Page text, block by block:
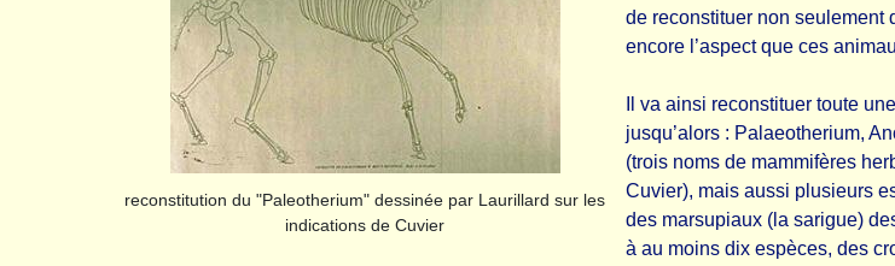
reconstitution du "Paleotherium" dessinée par Laurillard sur les
indications de Cuvier
de reconstituer non seulement
encore l’aspect que ces
Il va ainsi reconstituer toute
jusqu’alors : Palaeotherium,
(trois noms de mammifères
Cuvier), mais aussi plusieurs
des marsupiaux (la sarigue)
à au moins dix espèces, des